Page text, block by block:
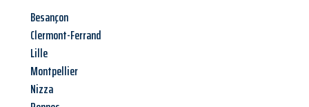
Besançon
Clermont-Ferrand
Lille
Montpellier
Nizza